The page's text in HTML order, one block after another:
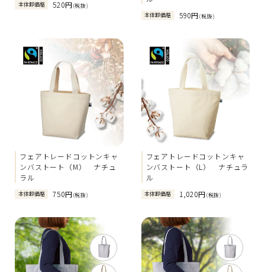
本体卸価格 520円(税抜)
本体卸価格 590円(税抜)
フェアトレードコットンキャ
ンバストート（M） ナチュ
ラル
本体卸価格 750円(税抜)
フェアトレードコットンキャ
ンバストート（L） ナチュラ
ル
本体卸価格 1,020円(税抜)